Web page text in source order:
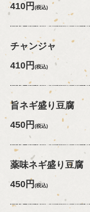
410円 (税込)
チャンジャ
410円 (税込)
旨ネギ盛り豆腐
450円 (税込)
薬味ネギ盛り豆腐
450円 (税込)